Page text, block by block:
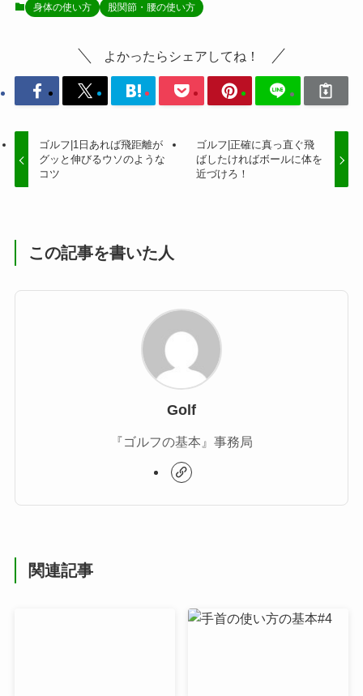
身体の使い方 股関節・腰の使い方
よかったらシェアしてね！
ゴルフ|1日あれば飛距離が
グッと伸びるウソのような
コツ
ゴルフ|正確に真っ直ぐ飛
ばしたければボールに体を
近づけろ！
この記事を書いた人
Golf
『ゴルフの基本』事務局
関連記事